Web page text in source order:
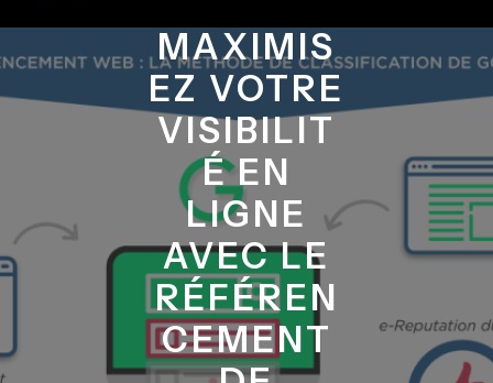
Ouvrir
MAXIMIS
EZ VOTRE
VISIBILIT
É EN
LIGNE
AVEC LE
RÉFÉREN
CEMENT